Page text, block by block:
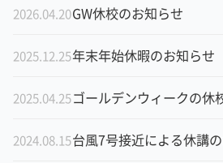
2026.04.20GW休校のお知らせ
2025.12.25年末年始休暇のお知らせ
2025.04.25ゴールデンウィークの休
2024.08.15台風7号接近による休講